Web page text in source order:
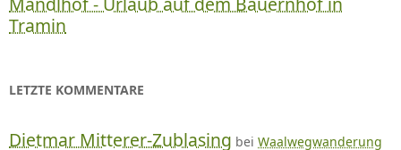
Tramin
LETZTE KOMMENTARE
Dietmar Mitterer-Zublasing bei Waalwegwanderung